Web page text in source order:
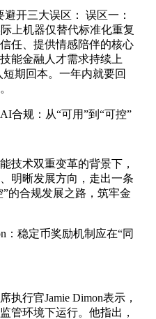
开三大误区： 误区一：
上机器仅替代标准化重复
任、提供情感陪伴的核心
能金融人才需求持续上
期回本。一年内就要回
合规：从“可用”到“可控”
技术双重变革的背景下，
明晰发展方向，走出一条
”的合规发展之路，筑牢金
：稳定币奖励机制应在“同
执行官Jamie Dimon表示，
管环境下运行。他指出，